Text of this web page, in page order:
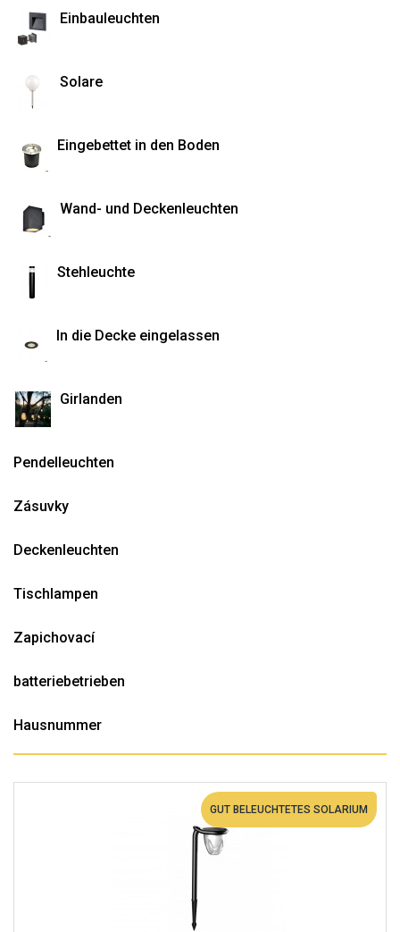
Einbauleuchten
Solare
Eingebettet in den Boden
Wand- und Deckenleuchten
Stehleuchte
In die Decke eingelassen
Girlanden
Pendelleuchten
Zásuvky
Deckenleuchten
Tischlampen
Zapichovací
batteriebetrieben
Hausnummer
GUT BELEUCHTETES SOLARIUM